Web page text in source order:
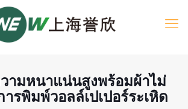
ามหนาแน่นสูงพร้อมผ้าไม่
รพิมพ์วอลล์เปเปอร์ระเหิด